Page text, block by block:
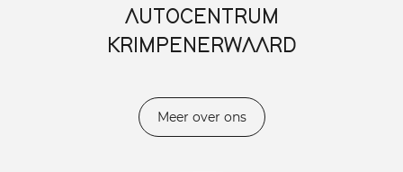
AUTOCENTRUM
KRIMPENERWAARD
Meer over ons